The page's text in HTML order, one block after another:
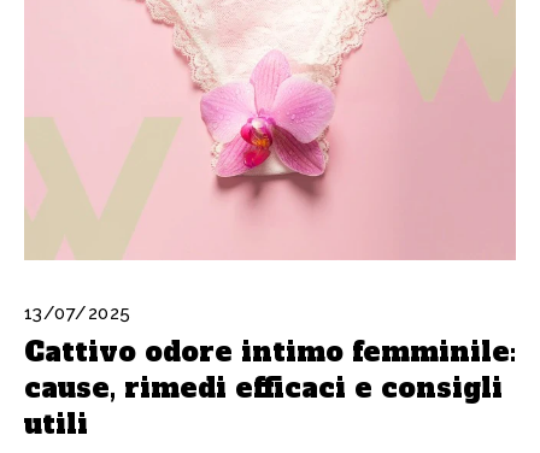
13/07/2025
Cattivo odore intimo femminile:
cause, rimedi efficaci e consigli
utili